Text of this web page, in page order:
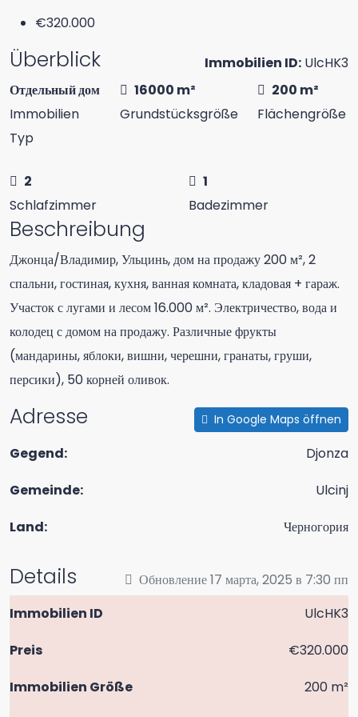
€320.000
Überblick Immobilien ID: UlcHK3
Отдельный дом
Immobilien
Typ
16000 m²
Grundstücksgröße
200 m²
Flächengröße
2
Schlafzimmer
1
Badezimmer
Beschreibung
Джонца/Владимир, Ульцинь, дом на продажу 200 м², 2
спальни, гостиная, кухня, ванная комната, кладовая + гараж.
Участок с лугами и лесом 16.000 м². Электричество, вода и
колодец с домом на продажу. Различные фрукты
(мандарины, яблоки, вишни, черешни, гранаты, груши,
персики), 50 корней оливок.
Adresse In Google Maps öffnen
Gegend:
Djonza
Gemeinde:
Ulcinj
Land:
Черногория
Details
Обновление 17 марта, 2025 в 7:30 пп
Immobilien ID
UlcHK3
Preis
€320.000
Immobilien Größe
200 m²